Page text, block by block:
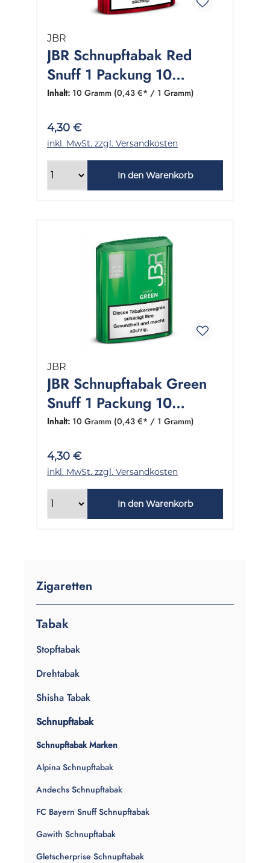
Zigaretten
Tabak
Stopftabak
Drehtabak
Shisha Tabak
Schnupftabak
Schnupftabak Marken
Alpina Schnupftabak
Andechs Schnupftabak
FC Bayern Snuff Schnupftabak
Gawith Schnupftabak
Gletscherprise Schnupftabak
JBR
JBR Schnupftabak Red
Snuff 1 Packung 10
Gramm
Inhalt: 10 Gramm (0,43 €* / 1 Gramm)
4,30 €
inkl. MwSt. zzgl. Versandkosten
In den Warenkorb
JBR
JBR Schnupftabak Green
Snuff 1 Packung 10
Gramm
Inhalt: 10 Gramm (0,43 €* / 1 Gramm)
4,30 €
inkl. MwSt. zzgl. Versandkosten
In den Warenkorb